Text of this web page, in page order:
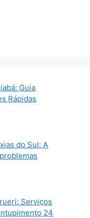
Guia
Rápidas
do Sul: A
Serviços
24